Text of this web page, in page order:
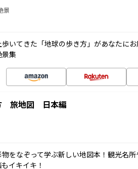
景
いてきた「地球の歩き方」があなたに
集
旅地図 日本編
をなぞって学ぶ新しい地図本！観光名
イキイキ！